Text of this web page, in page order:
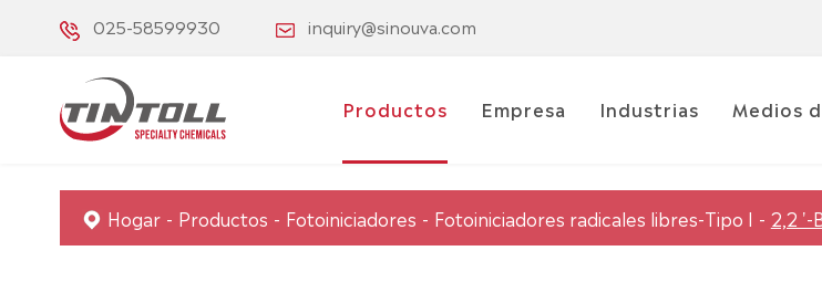
025-58599930 inquiry@sinouva.com
Productos Empresa Industrias Medios
Hogar Productos Fotoiniciadores Fotoiniciadores radicales libres-Tipo I 2,2 '-